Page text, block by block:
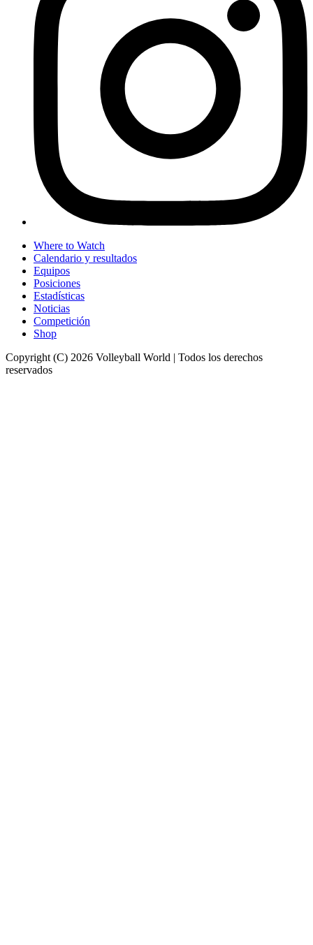
Where to Watch
Calendario y resultados
Equipos
Posiciones
Estadísticas
Noticias
Competición
Shop
Copyright (C) 2026 Volleyball World | Todos los derechos
reservados